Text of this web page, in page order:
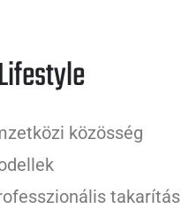
közösség
takarítás